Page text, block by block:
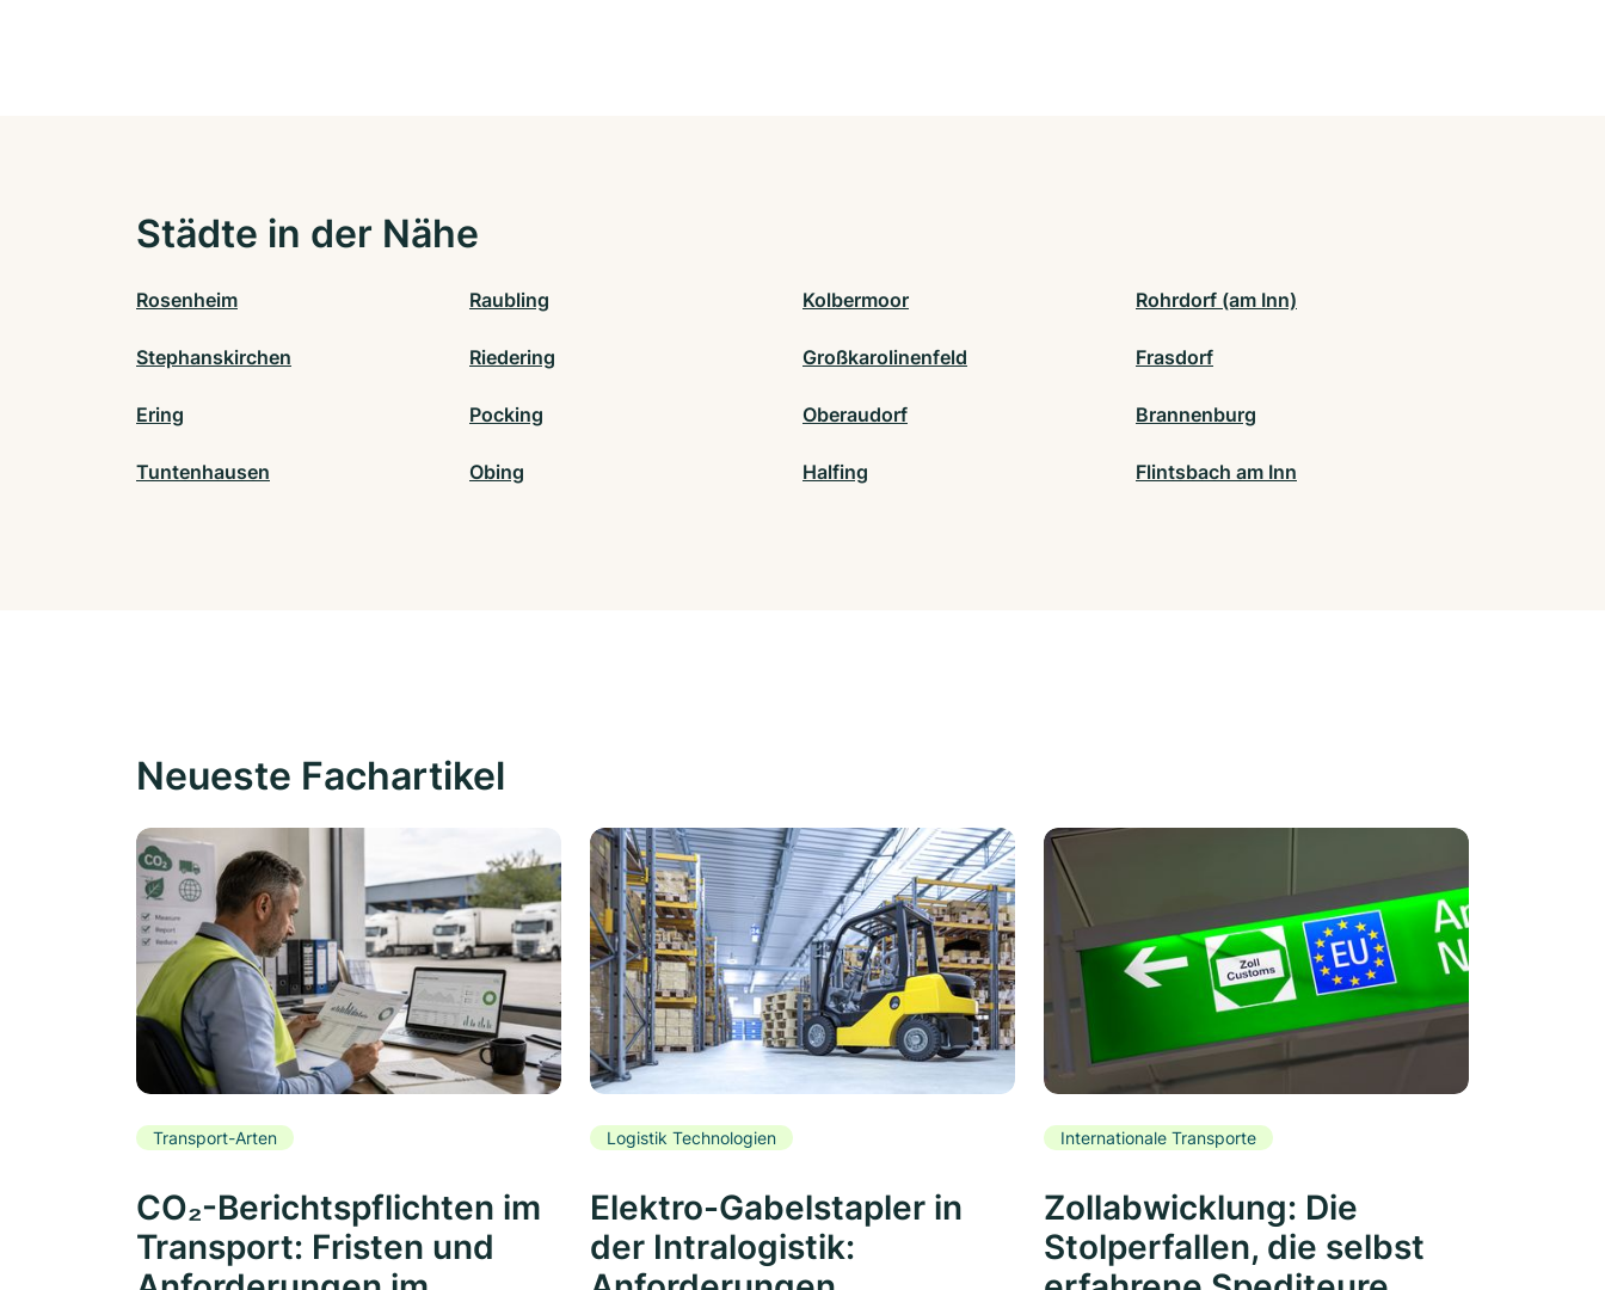
Städte in der Nähe
Rosenheim Raubling Kolbermoor Rohrdorf (am Inn)
Stephanskirchen Riedering Großkarolinenfeld Frasdorf
Ering Pocking Oberaudorf Brannenburg
Tuntenhausen Obing Halfing Flintsbach am Inn
Neueste Fachartikel
Transport-Arten
CO₂-Berichtspflichten im
Transport: Fristen und
Logistik Technologien
Elektro-Gabelstapler in
der Intralogistik:
Internationale Transporte
Zollabwicklung: Die
Stolperfallen, die selbst